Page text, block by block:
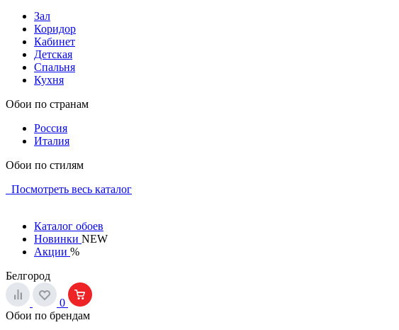
Зал
Коридор
Кабинет
Детская
Спальня
Кухня
Обои по странам
Россия
Италия
Обои по стилям
Посмотреть весь каталог
Каталог обоев
Новинки NEW
Акции %
Белгород
0
Обои по брендам